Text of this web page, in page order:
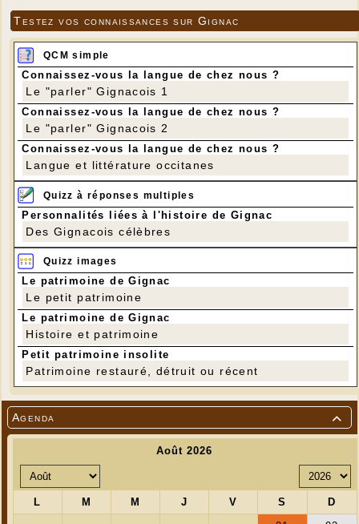

Agenda
Testez vos connaissances sur Gignac
QCM simple
Connaissez-vous la langue de chez nous ?
Le "parler" Gignacois 1
Connaissez-vous la langue de chez nous ?
Le "parler" Gignacois 2
Connaissez-vous la langue de chez nous ?
Langue et littérature occitanes
Quizz à réponses multiples
Personnalités liées à l'histoire de Gignac
Des Gignacois célèbres
Quizz images
Le patrimoine de Gignac
Le petit patrimoine
Le patrimoine de Gignac
Histoire et patrimoine
Petit patrimoine insolite
Patrimoine restauré, détruit ou récent